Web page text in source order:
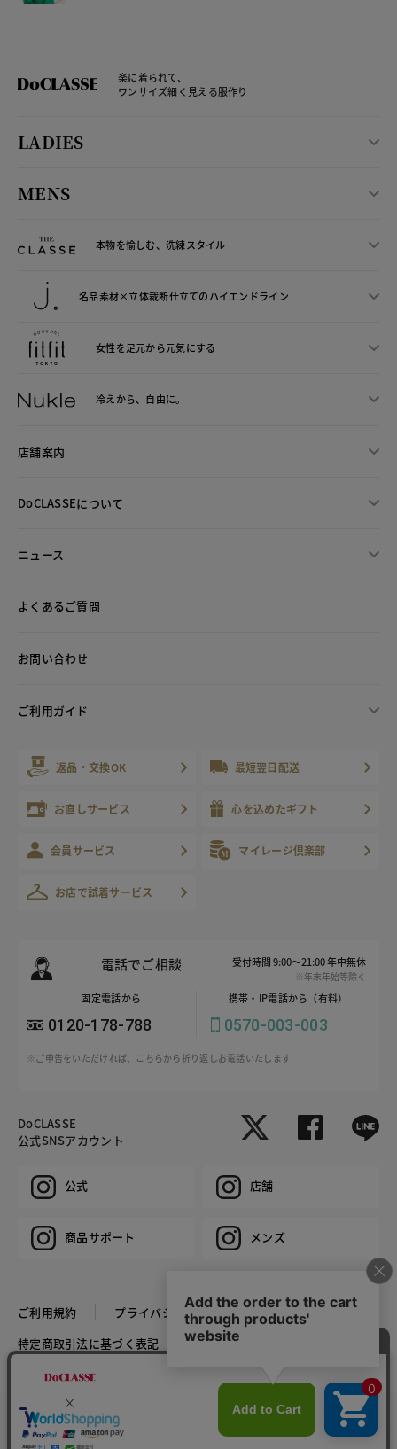
カラー・サイズを選択する
楽に着られて、
ワンサイズ細く見える服作り
LADIES
MENS
本物を愉しむ、洗練スタイル
名品素材×立体裁断仕立てのハイエンドライン
女性を足元から元気にする
冷えから、 自由に。
店舗案内
DoCLASSEについて
ニュース
よくあるご質問
お問い合わせ
ご利用ガイド
返品・交換OK 最短翌日配送
お直しサービス 心を込めたギフト
会員サービス マイレージ倶楽部
お店で試着サービス
電話でご相談 受付時間 9:00～21:00 年中無休
※年末年始等除く
固定電話から
0120-178-788
携帯・IP電話から（有料）
0570-003-003
※ご申告をいただければ、こちらから折り返しお電話いたします
DoCLASSE
公式SNSアカウント
公式 店舗
商品サポート メンズ
ご利用規約
プライバシーポリシー
特定商取引法に基づく表記
推奨環境
COPYRIGHT © DoCLASSE ALL RIGHTS RESERVED.